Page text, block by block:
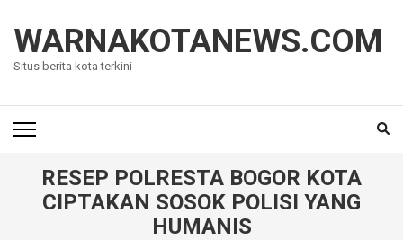
konten
(Tekan
WARNAKOTANEWS.COM
Situs berita kota terkini
RESEP POLRESTA BOGOR KOTA
CIPTAKAN SOSOK POLISI YANG
HUMANIS